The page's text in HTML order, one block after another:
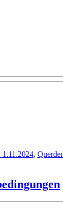
1.11.2024,